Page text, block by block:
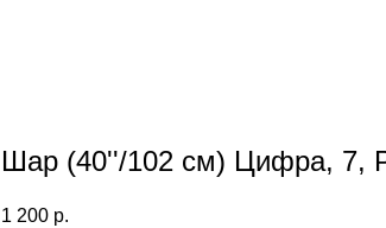
Шар (40''/102 см) Цифра, 7,
1 200 р.